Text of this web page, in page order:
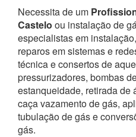
Necessita de um
Castelo ou instalação de
especialistas em
reparos em sistemas e
técnica e consertos de
pressurizadores, bombas
estanqueidade, retirada de
caça vazamento de gás,
tubulação de gás e
gás.